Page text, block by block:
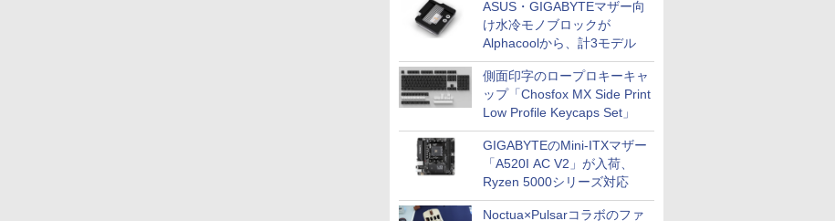
ASUS・GIGABYTEマザー向
け水冷モノブロックが
Alphacoolから、計3モデル
側面印字のロープロキーキャ
ップ「Chosfox MX Side Print
Low Profile Keycaps Set」
GIGABYTEのMini-ITXマザー
「A520I AC V2」が入荷、
Ryzen 5000シリーズ対応
Noctua×Pulsarコラボのファ